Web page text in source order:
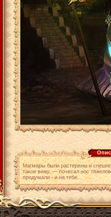
Магмары были растеряны и
такое вижу, — почесал нос
продумали - и на тебе...